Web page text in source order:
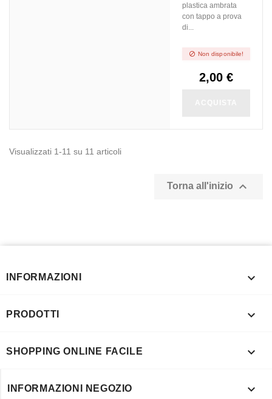
plastica ambrata
con tappo a prova
di...
 Non disponibile!
2,00 €
Visualizzati 1-11 su 11 articoli
Torna all'inizio 
INFORMAZIONI 
PRODOTTI 
SHOPPING ONLINE FACILE 
INFORMAZIONI NEGOZIO 